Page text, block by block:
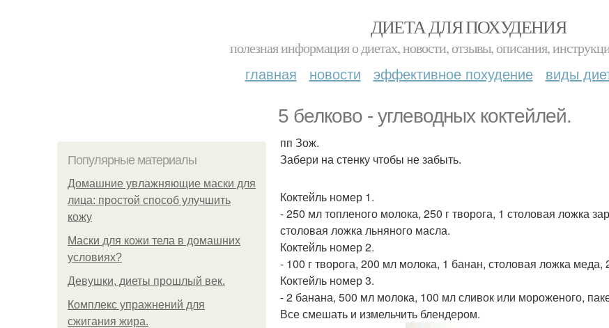
ДИЕТА ДЛЯ ПОХУДЕНИЯ
полезная информация о диетах, новости, отзывы, описания,
главная новости эффективное похудение виды
5 белково - углеводных коктейлей.
Популярные материалы
Домашние увлажняющие маски для
лица: простой способ улучшить
кожу
Маски для кожи тела в домашних
условиях?
Девушки, диеты прошлый век.
Комплекс упражнений для
сжигания жира.
пп Зож.
Забери на стенку чтобы не забыть.
Коктейль номер 1.
- 250 мл топленого молока, 250 г творога, 1 столовая ложка
столовая ложка льняного масла.
Коктейль номер 2.
- 100 г творога, 200 мл молока, 1 банан, столовая ложка
Коктейль номер 3.
- 2 банана, 500 мл молока, 100 мл сливок или мороженого,
Все смешать и измельчить блендером.